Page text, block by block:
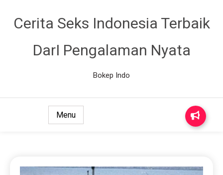
Cerita Seks Indonesia Terbaik
DarI Pengalaman Nyata
Bokep Indo
Menu